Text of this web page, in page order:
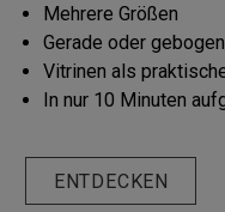
Mehrere Größen
Gerade oder gebogen
Vitrinen als
In nur 10 Minuten
ENTDECKEN